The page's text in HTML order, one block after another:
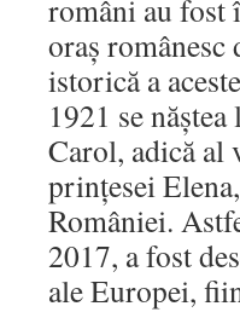
români au fost
oraș românesc
istorică a
1921 se
Carol, adică
prințesei
României.
2017, a fost
ale Europei,